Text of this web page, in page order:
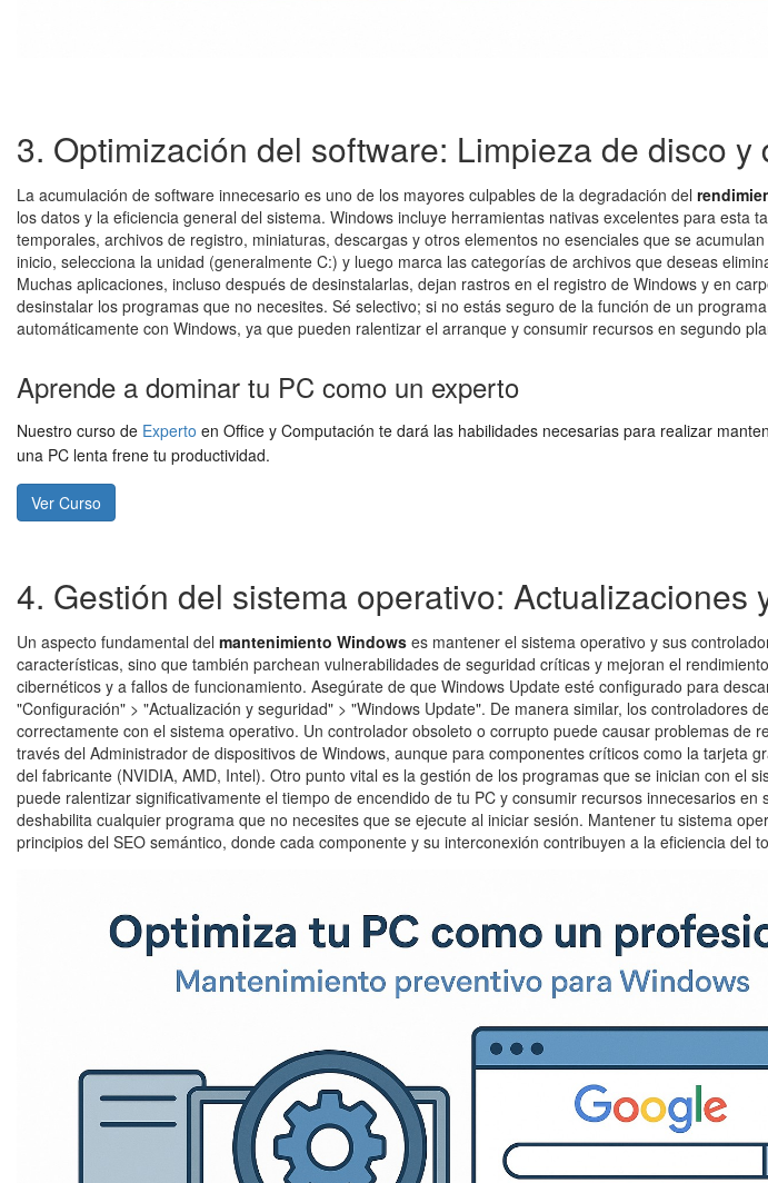
3. Optimización del software: Limpieza de disco y
La acumulación de software innecesario es uno de los mayores culpables de la degradación del
los datos y la eficiencia general del sistema. Windows incluye herramientas nativas excelentes para
temporales, archivos de registro, miniaturas, descargas y otros elementos no esenciales que se
inicio, selecciona la unidad (generalmente C:) y luego marca las categorías de archivos que deseas
Muchas aplicaciones, incluso después de desinstalarlas, dejan rastros en el registro de Windows y en
desinstalar los programas que no necesites. Sé selectivo; si no estás seguro de la función de un
automáticamente con Windows, ya que pueden ralentizar el arranque y consumir recursos en segundo
Aprende a dominar tu PC como un experto
Nuestro curso de Experto en Office y Computación te dará las habilidades necesarias para realizar
una PC lenta frene tu productividad.
Ver Curso
4. Gestión del sistema operativo: Actualizaciones
Un aspecto fundamental del mantenimiento Windows es mantener el sistema operativo y sus
características, sino que también parchean vulnerabilidades de seguridad críticas y mejoran el
cibernéticos y a fallos de funcionamiento. Asegúrate de que Windows Update esté configurado para
"Configuración" > "Actualización y seguridad" > "Windows Update". De manera similar, los
correctamente con el sistema operativo. Un controlador obsoleto o corrupto puede causar problemas
través del Administrador de dispositivos de Windows, aunque para componentes críticos como la
del fabricante (NVIDIA, AMD, Intel). Otro punto vital es la gestión de los programas que se inician con
puede ralentizar significativamente el tiempo de encendido de tu PC y consumir recursos innecesarios
deshabilita cualquier programa que no necesites que se ejecute al iniciar sesión. Mantener tu sistema
principios del SEO semántico, donde cada componente y su interconexión contribuyen a la eficiencia del